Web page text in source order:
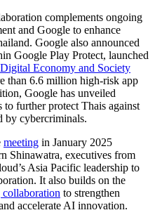
complements ongoing
and Google to enhance
Google also announced
Google Play Protect, launched
Economy and Society
than 6.6 million high-risk app
Google has unveiled
to further protect Thais against
by cybercriminals.
meeting in January 2025
Shinawatra, executives from
Asia Pacific leadership to
It also builds on the
to strengthen
accelerate AI innovation.